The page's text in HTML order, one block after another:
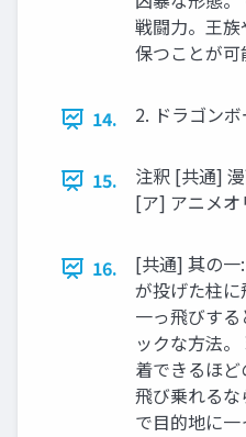
戦闘力。王
保つことが可
14. 2. ドラゴン
15.
注釈 [共通]
[ア] アニメオ
16.
[共通] 其の一
が投げた柱
一っ飛びする
ックな方法
着できるほ
飛び乗れる
で目的地に